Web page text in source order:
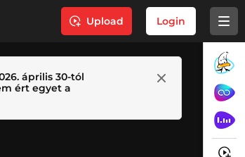
Upload Login
április 30-tól
ért egyet a